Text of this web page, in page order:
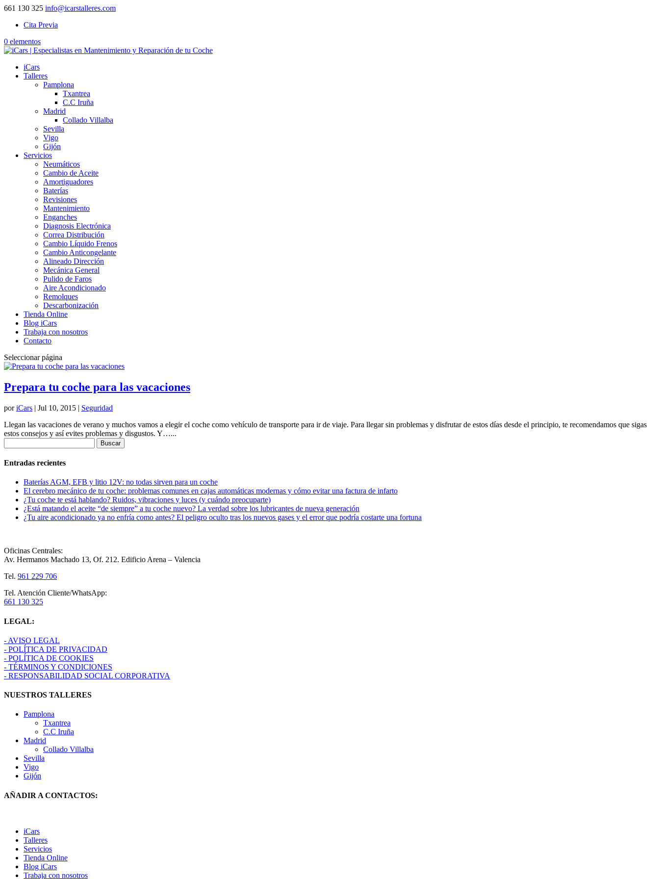
661 130 325 info@icarstalleres.com
Cita Previa
0 elementos
iCars
Talleres
Pamplona
Txantrea
C.C Iruña
Madrid
Collado Villalba
Sevilla
Vigo
Gijón
Servicios
Neumáticos
Cambio de Aceite
Amortiguadores
Baterías
Revisiones
Mantenimiento
Enganches
Diagnosis Electrónica
Correa Distribución
Cambio Líquido Frenos
Cambio Anticongelante
Alineado Dirección
Mecánica General
Pulido de Faros
Aire Acondicionado
Remolques
Descarbonización
Tienda Online
Blog iCars
Trabaja con nosotros
Contacto
Seleccionar página
Prepara tu coche para las vacaciones
poriCars | Jul 10, 2015 | Seguridad
Llegan las vacaciones de verano y muchos vamos a elegir el coche como vehículo de transporte para ir de viaje. Para llegar sin problemas y disfrutar de estos días desde el principio, te recomendamos que sigas
estos consejos y así evites problemas y disgustos. Y…...
Entradas recientes
Baterías AGM, EFB y litio 12V: no todas sirven para un coche
El cerebro mecánico de tu coche: problemas comunes en cajas automáticas modernas y cómo evitar una factura de infarto
¿Tu coche te está hablando? Ruidos, vibraciones y luces (y cuándo preocuparte)
¿Está matando el aceite “de siempre” a tu coche nuevo? La verdad sobre los lubricantes de nueva generación
¿Tu aire acondicionado ya no enfría como antes? El peligro oculto tras los nuevos gases y el error que podría costarte una fortuna
Oficinas Centrales:
Av. Hermanos Machado 13, Of. 212. Edificio Arena – Valencia
Tel. 961 229 706
Tel. Atención Cliente/WhatsApp:
661 130 325
LEGAL:
- AVISO LEGAL
- POLÍTICA DE PRIVACIDAD
- POLÍTICA DE COOKIES
- TÉRMINOS Y CONDICIONES
- RESPONSABILIDAD SOCIAL CORPORATIVA
NUESTROS TALLERES
Pamplona
Txantrea
C.C Iruña
Madrid
Collado Villalba
Sevilla
Vigo
Gijón
AÑADIR A CONTACTOS:
iCars
Talleres
Servicios
Tienda Online
Blog iCars
Trabaja con nosotros